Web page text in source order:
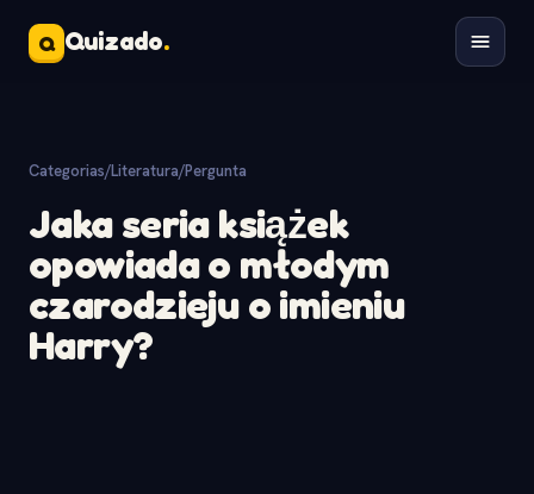
Q Quizado.
Categorias/Literatura/Pergunta
Jaka seria książek
opowiada o młodym
czarodzieju o imieniu
Harry?